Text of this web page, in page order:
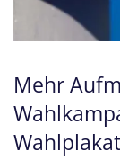
Mehr